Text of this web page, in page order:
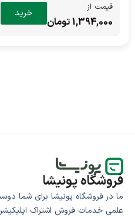
قیمت از
1,394,000 تومان
خرید
فروشگاه پونیشا
ما در فروشگاه پونیشا برای شما
علمی خدمات فروش اشتراک